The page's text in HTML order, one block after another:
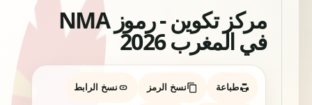
مركز تكوين - رموز NMA
في المغرب 2026
طباعة نسخ الرمز نسخ الرابط